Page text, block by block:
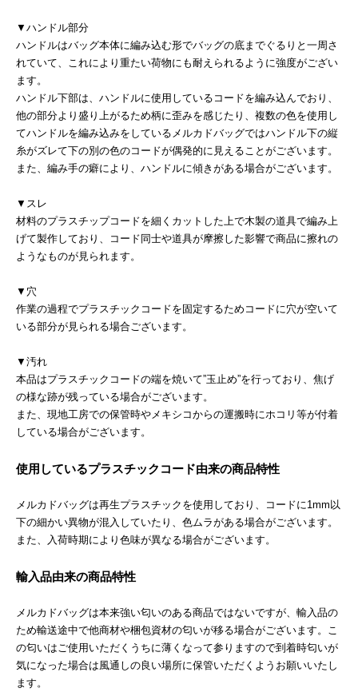
▼ハンドル部分
ハンドルはバッグ本体に編み込む形でバッグの底までぐるりと一周さ
れていて、これにより重たい荷物にも耐えられるように強度がござい
ます。
ハンドル下部は、ハンドルに使用しているコードを編み込んでおり、
他の部分より盛り上がるため柄に歪みを感じたり、複数の色を使用し
てハンドルを編み込みをしているメルカドバッグではハンドル下の縦
糸がズレて下の別の色のコードが偶発的に見えることがございます。
また、編み手の癖により、ハンドルに傾きがある場合がございます。
▼スレ
材料のプラスチップコードを細くカットした上で木製の道具で編み上
げて製作しており、コード同士や道具が摩擦した影響で商品に擦れの
ようなものが見られます。
▼穴
作業の過程でプラスチックコードを固定するためコードに穴が空いて
いる部分が見られる場合ございます。
▼汚れ
本品はプラスチックコードの端を焼いて”玉止め”を行っており、焦げ
の様な跡が残っている場合がございます。
また、現地工房での保管時やメキシコからの運搬時にホコリ等が付着
している場合がございます。
使用しているプラスチックコード由来の商品特性
メルカドバッグは再生プラスチックを使用しており、コードに1mm以
下の細かい異物が混入していたり、色ムラがある場合がございます。
また、入荷時期により色味が異なる場合がございます。
輸入品由来の商品特性
メルカドバッグは本来強い匂いのある商品ではないですが、輸入品の
ため輸送途中で他商材や梱包資材の匂いが移る場合がございます。こ
の匂いはご使用いただくうちに薄くなって参りますので到着時匂いが
気になった場合は風通しの良い場所に保管いただくようお願いいたし
ます。